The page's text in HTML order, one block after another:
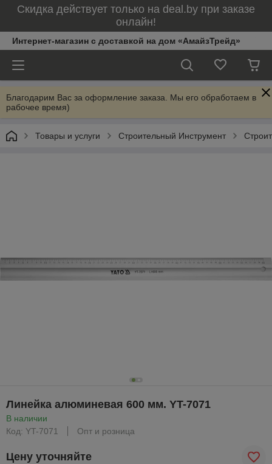
Скидка действует только на deal.by при заказе
онлайн!
Интернет-магазин с доставкой на дом «АмайзТрейд»
Благодарим Вас за оформление заказа. Мы его обработаем в
рабочее время)
Товары и услуги Строительный Инструмент
Линейка алюминевая 600 мм. YT-7071
В наличии
Код: YT-7071
Опт и розница
Цену уточняйте